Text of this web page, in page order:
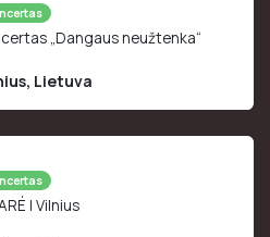
„Dangaus neužtenka“
, Lietuva
| Vilnius